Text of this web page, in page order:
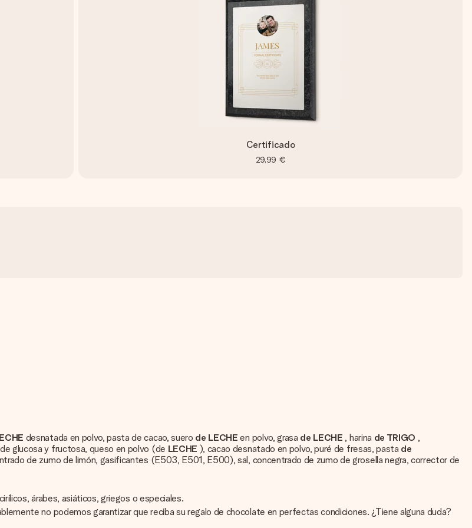
Certificado
29,99 €
desnatada en polvo, pasta de cacao, suero de LECHE en polvo, grasa de LECHE , harina de TRIGO ,
glucosa y fructosa, queso en polvo (de LECHE ), cacao desnatado en polvo, puré de fresas, pasta de
de zumo de limón, gasificantes (E503, E501, E500), sal, concentrado de zumo de grosella negra, corrector de
árabes, asiáticos, griegos o especiales.
no podemos garantizar que reciba su regalo de chocolate en perfectas condiciones. ¿Tiene alguna duda?